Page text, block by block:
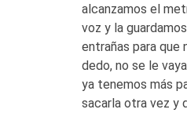
alcanzamos el
voz y la
entrañas para que
dedo, no se le
ya tenemos más
sacarla otra vez y